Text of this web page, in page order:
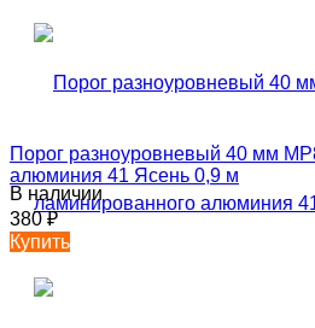
Порог разноуровневый 40 мм
алюминия 41 Ясень 0,9 м
В наличии
380₽
Купить